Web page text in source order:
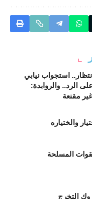
استجواب نيابي
الرد.. والروابدة:
مقنعة
والختياره
المسلحة
التخرج